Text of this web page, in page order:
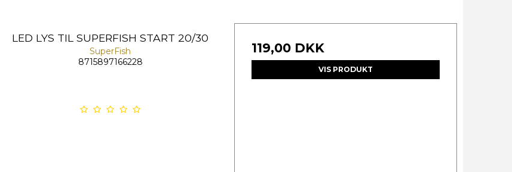
LED LYS TIL SUPERFISH START 20/30
SuperFish
8715897166228
119,00 DKK
VIS PRODUKT